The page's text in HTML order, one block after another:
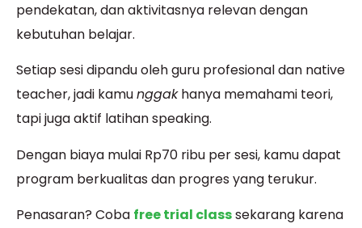
pendekatan, dan aktivitasnya relevan dengan
kebutuhan belajar.
Setiap sesi dipandu oleh guru profesional dan native
teacher, jadi kamunggakhanya memahami teori,
tapi juga aktif latihan speaking.
Dengan biaya mulai Rp70 ribu per sesi, kamu dapat
program berkualitas dan progres yang terukur.
Penasaran? Coba free trial classsekarang karena